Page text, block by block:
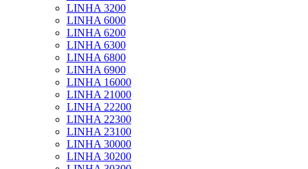
LINHA 3200
LINHA 6000
LINHA 6200
LINHA 6300
LINHA 6800
LINHA 6900
LINHA 16000
LINHA 21000
LINHA 22200
LINHA 22300
LINHA 23100
LINHA 30000
LINHA 30200